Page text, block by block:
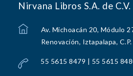
Nirvana Libros S.A. de C.V.
Av. Michoacán 20, Módulo
Renovación, Iztapalapa,
55 5615 8479 | 55 5615